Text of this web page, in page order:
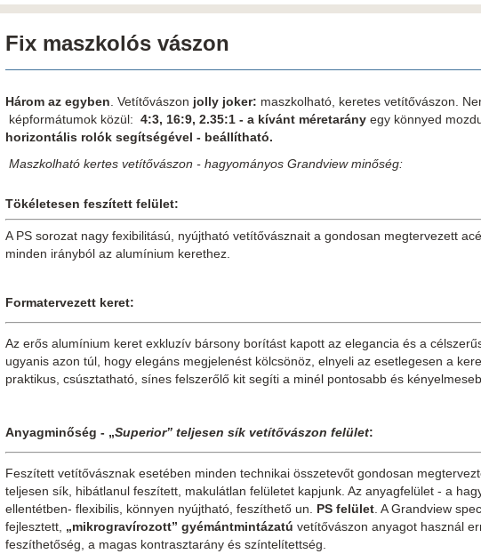
Fix maszkolós vászon
Három az egyben. Vetítővászon jolly joker: maszkolható, keretes vetítővászon.
képformátumok közül: 4:3, 16:9, 2.35:1 - a kívánt méretarány egy könnyed
horizontális rolók segítségével - beállítható.
Maszkolható kertes vetítővászon - hagyományos Grandview minőség:
Tökéletesen feszített felület:
A PS sorozat nagy fexibilitású, nyújtható vetítővásznait a gondosan megtervezett
minden irányból az alumínium kerethez.
Formatervezett keret:
Az erős alumínium keret exkluzív bársony borítást kapott az elegancia és a
ugyanis azon túl, hogy elegáns megjelenést kölcsönöz, elnyeli az esetlegesen a
praktikus, csúsztatható, sínes felszerőlő kit segíti a minél pontosabb és
Anyagminőség - „Superior” teljesen sík vetítővászon felület:
Feszített vetítővásznak esetében minden technikai összetevőt gondosan
teljesen sík, hibátlanul feszített, makulátlan felületet kapjunk. Az anyagfelület - a
ellentétben- flexibilis, könnyen nyújtható, feszíthető un. PS felület. A Grandview
fejlesztett, „mikrogravírozott” gyémántmintázatú vetítővászon anyagot használ
feszíthetőség, a magas kontrasztarány és színtelítettség.